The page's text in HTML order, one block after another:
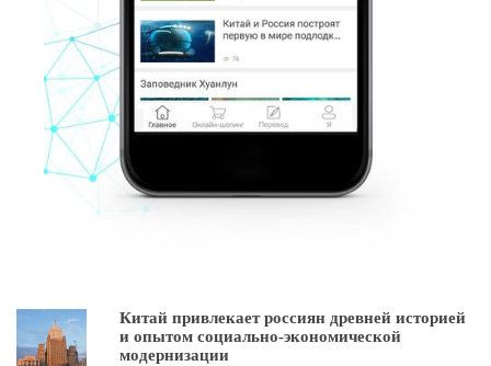
Китай привлекает россиян древней историей
и опытом социально-экономической
модернизации